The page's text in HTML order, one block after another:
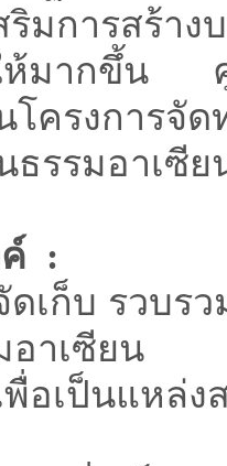
ริมการสร้า
ห้มากขึ้น ศู
โครงการจั
รรมอาเซีย
ค์ :
บ รวบรวม
าเซียน
แหล่งสา